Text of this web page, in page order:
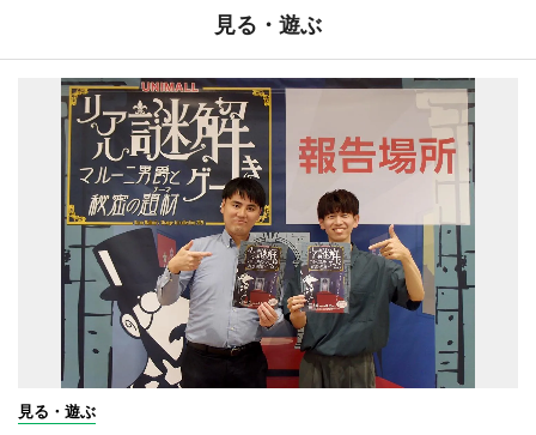
見る・遊ぶ
見る・遊ぶ